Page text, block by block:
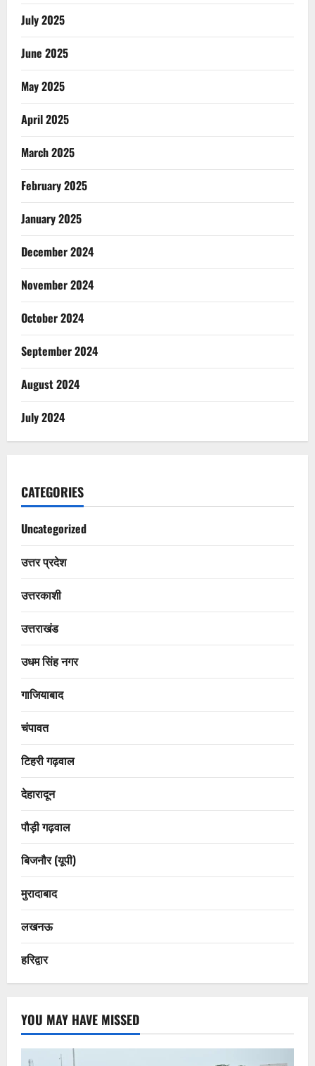
July 2025
June 2025
May 2025
April 2025
March 2025
February 2025
January 2025
December 2024
November 2024
October 2024
September 2024
August 2024
July 2024
CATEGORIES
Uncategorized
उत्तर प्रदेश
उत्तरकाशी
उत्तराखंड
उधम सिंह नगर
गाजियाबाद
चंपावत
टिहरी गढ़वाल
देहारादून
पौड़ी गढ़वाल
बिजनौर (यूपी)
मुरादाबाद
लखनऊ
हरिद्वार
YOU MAY HAVE MISSED